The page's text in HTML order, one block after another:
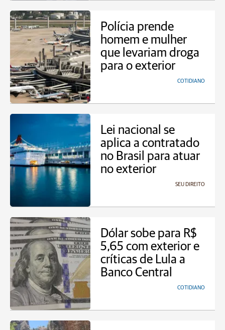
Polícia prende
homem e mulher
que levariam droga
para o exterior
COTIDIANO
Lei nacional se
aplica a contratado
no Brasil para atuar
no exterior
SEU DIREITO
Dólar sobe para R$
5,65 com exterior e
críticas de Lula a
Banco Central
COTIDIANO